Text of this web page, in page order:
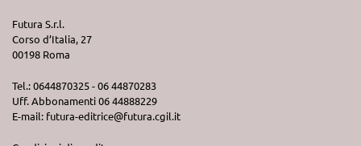
Futura S.r.l.
Corso d’Italia, 27
00198 Roma
Tel.: 0644870325 - 06 44870283
Uff. Abbonamenti 06 44888229
E-mail: futura-editrice@futura.cgil.it